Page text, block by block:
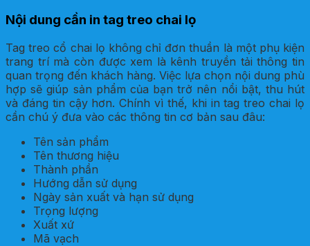
Nội dung cần in tag treo chai lọ
Tag treo cổ chai lọ không chỉ đơn thuần là một phụ kiện
trang trí mà còn được xem là kênh truyền tải thông tin
quan trọng đến khách hàng. Việc lựa chọn nội dung phù
hợp sẽ giúp sản phẩm của bạn trở nên nổi bật, thu hút
và đáng tin cậy hơn. Chính vì thế, khi in tag treo chai lọ
cần chú ý đưa vào các thông tin cơ bản sau đâu:
Tên sản phẩm
Tên thương hiệu
Thành phần
Hướng dẫn sử dụng
Ngày sản xuất và hạn sử dụng
Trọng lượng
Xuất xứ
Mã vạch